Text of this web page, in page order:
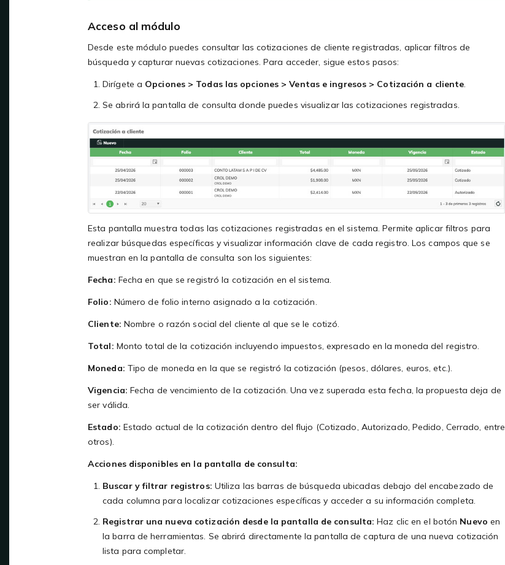
Acceso al módulo
Desde este módulo puedes consultar las cotizaciones de cliente registradas, aplicar filtros de
búsqueda y capturar nuevas cotizaciones. Para acceder, sigue estos pasos:
Dirígete a Opciones > Todas las opciones > Ventas e ingresos > Cotización a cliente.
Se abrirá la pantalla de consulta donde puedes visualizar las cotizaciones registradas.
Esta pantalla muestra todas las cotizaciones registradas en el sistema. Permite aplicar filtros para
realizar búsquedas específicas y visualizar información clave de cada registro. Los campos que se
muestran en la pantalla de consulta son los siguientes:
Fecha: Fecha en que se registró la cotización en el sistema.
Folio: Número de folio interno asignado a la cotización.
Cliente: Nombre o razón social del cliente al que se le cotizó.
Total: Monto total de la cotización incluyendo impuestos, expresado en la moneda del registro.
Moneda: Tipo de moneda en la que se registró la cotización (pesos, dólares, euros, etc.).
Vigencia: Fecha de vencimiento de la cotización. Una vez superada esta fecha, la propuesta deja de
ser válida.
Estado: Estado actual de la cotización dentro del flujo (Cotizado, Autorizado, Pedido, Cerrado, entre
otros).
Acciones disponibles en la pantalla de consulta:
Buscar y filtrar registros: Utiliza las barras de búsqueda ubicadas debajo del encabezado de
cada columna para localizar cotizaciones específicas y acceder a su información completa.
Registrar una nueva cotización desde la pantalla de consulta: Haz clic en el botón Nuevo en
la barra de herramientas. Se abrirá directamente la pantalla de captura de una nueva cotización
lista para completar.